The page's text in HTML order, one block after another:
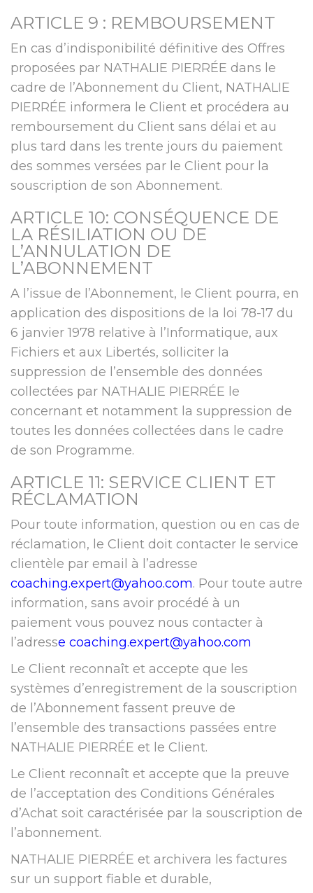
ARTICLE 9 : REMBOURSEMENT
En cas d’indisponibilité définitive des Offres
proposées par NATHALIE PIERRÉE dans le
cadre de l’Abonnement du Client, NATHALIE
PIERRÉE informera le Client et procédera au
remboursement du Client sans délai et au
plus tard dans les trente jours du paiement
des sommes versées par le Client pour la
souscription de son Abonnement.
ARTICLE 10: CONSÉQUENCE DE
LA RÉSILIATION OU DE
L’ANNULATION DE
L’ABONNEMENT
A l’issue de l’Abonnement, le Client pourra, en
application des dispositions de la loi 78-17 du
6 janvier 1978 relative à l’Informatique, aux
Fichiers et aux Libertés, solliciter la
suppression de l’ensemble des données
collectées par NATHALIE PIERRÉE le
concernant et notamment la suppression de
toutes les données collectées dans le cadre
de son Programme.
ARTICLE 11: SERVICE CLIENT ET
RÉCLAMATION
Pour toute information, question ou en cas de
réclamation, le Client doit contacter le service
clientèle par email à l’adresse
coaching.expert@yahoo.com. Pour toute autre
information, sans avoir procédé à un
paiement vous pouvez nous contacter à
l’adresse coaching.expert@yahoo.com
Le Client reconnaît et accepte que les
systèmes d’enregistrement de la souscription
de l’Abonnement fassent preuve de
l’ensemble des transactions passées entre
NATHALIE PIERRÉE et le Client.
Le Client reconnaît et accepte que la preuve
de l’acceptation des Conditions Générales
d’Achat soit caractérisée ​par la souscription de
l’abonnement.
NATHALIE PIERRÉE et archivera les factures
sur un support fiable et durable,